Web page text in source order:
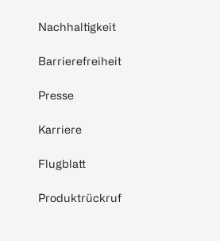
Nachhaltigkeit
Barrierefreiheit
Presse
Karriere
Flugblatt
Produktrückruf